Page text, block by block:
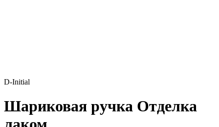
D-Initial
Шариковая ручка Отделка